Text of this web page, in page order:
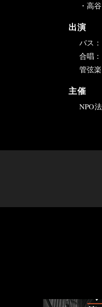
・高
出演
バス
合唱
管弦
主催
NPO